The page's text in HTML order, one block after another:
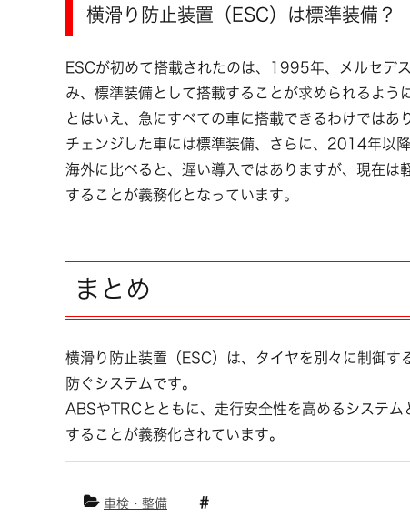
横滑り防止装置（ESC）は標準装備？
ESCが初めて搭載されたのは、1995年、メルセデ
み、標準装備として搭載することが求められるよう
とはいえ、急にすべての車に搭載できるわけでは
チェンジした車には標準装備、さらに、2014年以
海外に比べると、遅い導入ではありますが、現在
することが義務化となっています。
まとめ
横滑り防止装置（ESC）は、タイヤを別々に制御
防ぐシステムです。
ABSやTRCとともに、走行安全性を高めるシステ
することが義務化されています。
車検・整備